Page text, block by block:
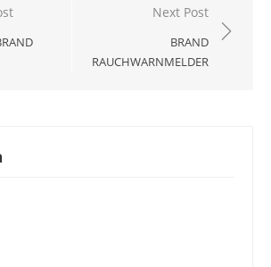
Next Post
BRAND
RAUCHWARNMELDER